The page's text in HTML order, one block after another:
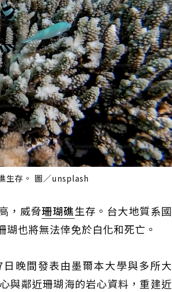
生存。 圖／unsplash
，威脅珊瑚礁生存。台大地質系國
也將無法倖免於白化和死亡。
晚間發表由墨爾本大學與多所大
與鄰近珊瑚海的岩心資料，重建近